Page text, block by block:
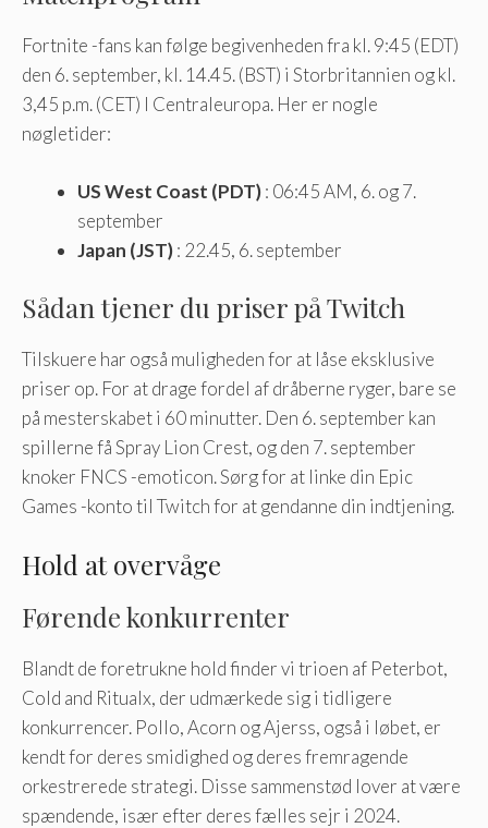
Fortnite -fans kan følge begivenheden fra kl. 9:45 (EDT)
den 6. september, kl. 14.45. (BST) i Storbritannien og kl.
3,45 p.m. (CET) I Centraleuropa. Her er nogle
nøgletider:
US West Coast (PDT): 06:45 AM, 6. og 7.
september
Japan (JST): 22.45, 6. september
Sådan tjener du priser på Twitch
Tilskuere har også muligheden for at låse eksklusive
priser op. For at drage fordel af dråberne ryger, bare se
på mesterskabet i 60 minutter. Den 6. september kan
spillerne få Spray Lion Crest, og den 7. september
knoker FNCS -emoticon. Sørg for at linke din Epic
Games -konto til Twitch for at gendanne din indtjening.
Hold at overvåge
Førende konkurrenter
Blandt de foretrukne hold finder vi trioen af ​​Peterbot,
Cold and Ritualx, der udmærkede sig i tidligere
konkurrencer. Pollo, Acorn og Ajerss, også i løbet, er
kendt for deres smidighed og deres fremragende
orkestrerede strategi. Disse sammenstød lover at være
spændende, især efter deres fælles sejr i 2024.